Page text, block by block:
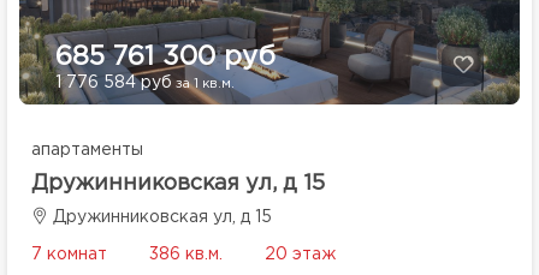
685 761 300 руб
1 776 584 руб за 1 кв.м.
апартаменты
Дружинниковская ул, д 15
Дружинниковская ул, д 15
7 комнат 386 кв.м. 20 этаж